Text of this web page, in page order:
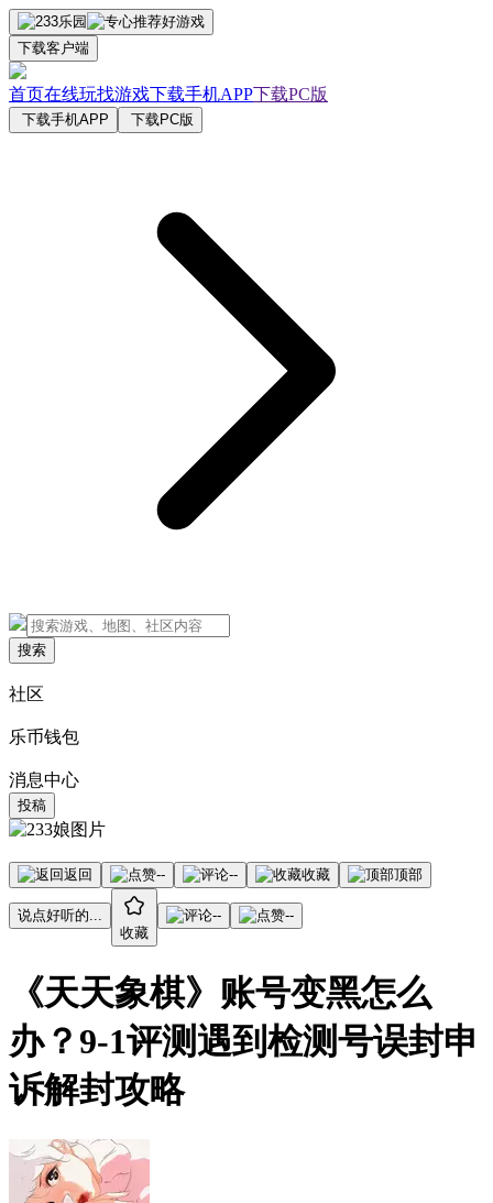
下载客户端
首页在线玩找游戏下载手机APP下载PC版
下载手机APP 下载PC版
搜索
社区
乐币钱包
消息中心
投稿
返回 -- -- 收藏 顶部
说点好听的...
收藏
-- --
《天天象棋》账号变黑怎么
办？9-1评测遇到检测号误封申
诉解封攻略